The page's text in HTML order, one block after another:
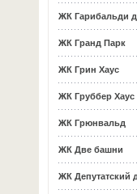
ЖК Гарибальди
ЖК Гранд Парк
ЖК Грин Хаус
ЖК Груббер Хаус
ЖК Грюнвальд
ЖК Две башни
ЖК Депутатский